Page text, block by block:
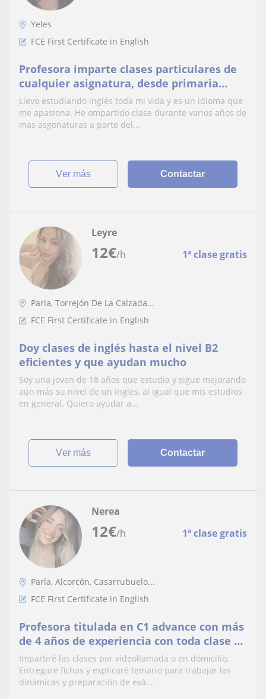
Yeles
FCE First Certificate in English
Profesora imparte clases particulares de
cualquier asignatura, desde primaria
hasta la eso
Llevo estudiando inglés toda mi vida y es un idioma que
me apasiona. He ompartido clase durante varios años de
mas asgonaturas a parte del...
ver más Contactar
12€/h 1ª clase gratis
Leyre
Parla, Torrejón De La Calzada...
FCE First Certificate in English
Doy clases de inglés hasta el nivel B2
eficientes y que ayudan mucho
Soy una joven de 18 años que estudia y sigue mejorando
aún más su nivel de un inglés, al igual que mis estudios
en general. Quiero ayudar a...
ver más Contactar
12€/h 1ª clase gratis
Nerea
Parla, Alcorcón, Casarrubuelo...
FCE First Certificate in English
Profesora titulada en C1 advance con más
de 4 años de experiencia con toda clase de
edades
Impartiré las clases por videollamada o en domicilio.
Entregare fichas y explicaré temario para trabajar las
dinámicas y preparación de exá...